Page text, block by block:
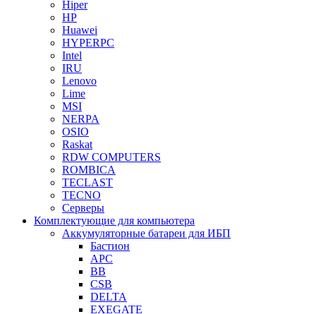
Hiper
HP
Huawei
HYPERPC
Intel
IRU
Lenovo
Lime
MSI
NERPA
OSIO
Raskat
RDW COMPUTERS
ROMBICA
TECLAST
TECNO
Серверы
Комплектующие для компьютера
Аккумуляторные батареи для ИБП
Бастион
APC
BB
CSB
DELTA
EXEGATE